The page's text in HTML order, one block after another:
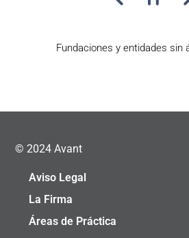
Fundaciones y entidades sin
© 2024 Avant
Aviso Legal
La Firma
Áreas de Práctica